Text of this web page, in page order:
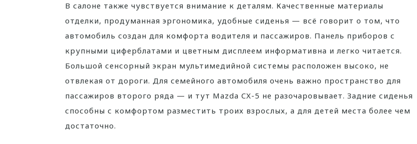
В салоне также чувствуется внимание к деталям. Качественные материалы
отделки, продуманная эргономика, удобные сиденья — всё говорит о том, что
автомобиль создан для комфорта водителя и пассажиров. Панель приборов с
крупными циферблатами и цветным дисплеем информативна и легко читается.
Большой сенсорный экран мультимедийной системы расположен высоко, не
отвлекая от дороги. Для семейного автомобиля очень важно пространство для
пассажиров второго ряда — и тут Mazda CX-5 не разочаровывает. Задние сиденья
способны с комфортом разместить троих взрослых, а для детей места более чем
достаточно.